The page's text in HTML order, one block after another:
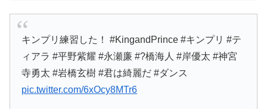
キンプリ練習した！ #KingandPrince #キンプリ #テ
ィアラ #平野紫耀 #永瀬廉 #?橋海人 #岸優太 #神宮
寺勇太 #岩橋玄樹 #君は綺麗だ #ダンス
pic.twitter.com/6xOcy8MTr6